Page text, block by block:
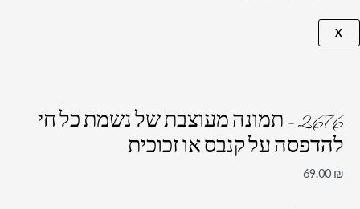
X
2676 – תמונה מעוצבת של נשמת כל חי
להדפסה על קנבס או זכוכית
69.00 ₪